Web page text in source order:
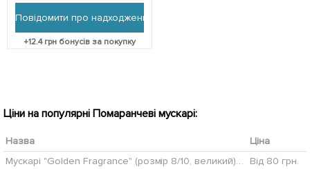
Повідомити про надходження
+12.4грн бонусів за покупку
Ціни на популярні Помаранчеві мускарі:
Назва
Ціна
Мускарі "Golden Fragrance" (розмір 8/10, великий) 2шт в упаковці
Від 80 грн.